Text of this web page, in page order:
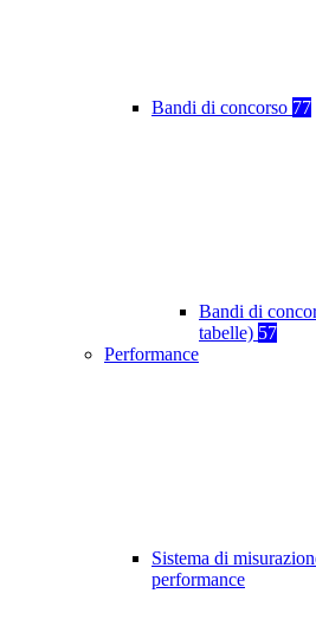
Bandi di concorso 77
Bandi di
tabelle) 57
Performance
Sistema di
performance